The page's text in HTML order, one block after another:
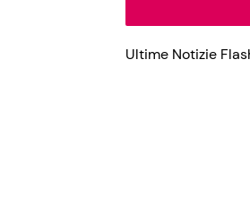
Ultime Notizie